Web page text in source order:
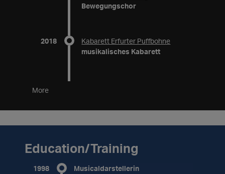
Bewegungschor
2018
Kabarett Erfurter Puffbohne
musikalisches Kabarett
More
Education/Training
1998
Musicaldarstellerin